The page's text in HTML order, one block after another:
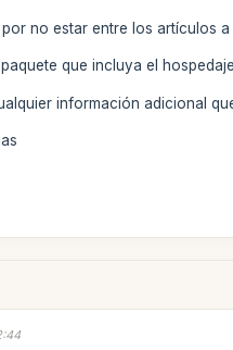
no estar entre los artículos
que incluya el
información adicional